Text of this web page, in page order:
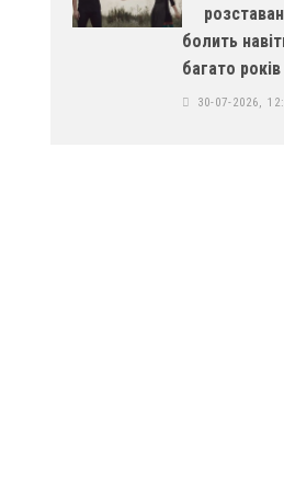
болить
багато років
30-07-2026,